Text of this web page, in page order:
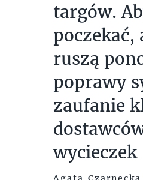
targów.
poczekać,
ruszą
poprawy
zaufanie
wycieczek